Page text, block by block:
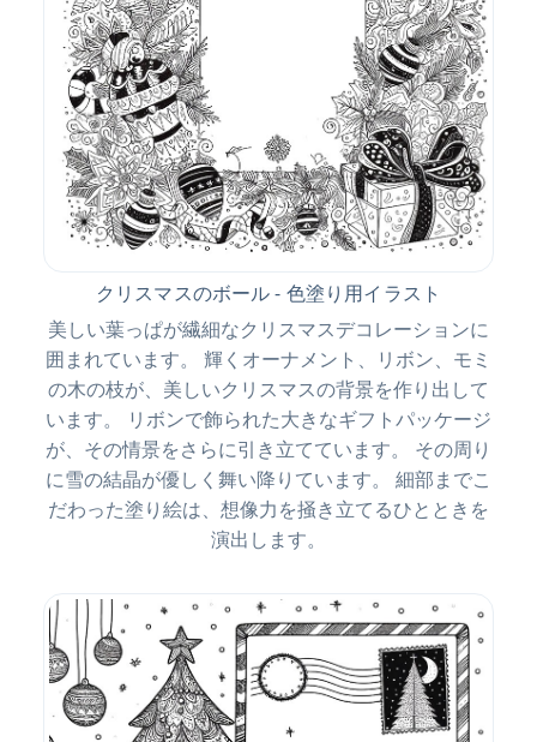
クリスマスのボール - 色塗り用イラスト
美しい葉っぱが繊細なクリスマスデコレーションに
囲まれています。 輝くオーナメント、リボン、モミ
の木の枝が、美しいクリスマスの背景を作り出して
います。 リボンで飾られた大きなギフトパッケージ
が、その情景をさらに引き立てています。 その周り
に雪の結晶が優しく舞い降りています。 細部までこ
だわった塗り絵は、想像力を掻き立てるひとときを
演出します。